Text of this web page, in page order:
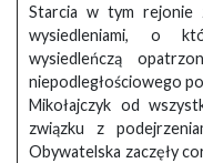
Starcia w tym rejonie
wysiedleniami, o
wysiedleńczą
niepodległościowego
Mikołajczyk od
związku z
Obywatelska zaczęły